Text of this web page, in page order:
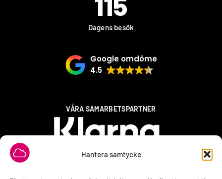
Hantera samtycke
Dagens besök
Google omdöme
4.5
VÅRA SAMARBETSPARTNER